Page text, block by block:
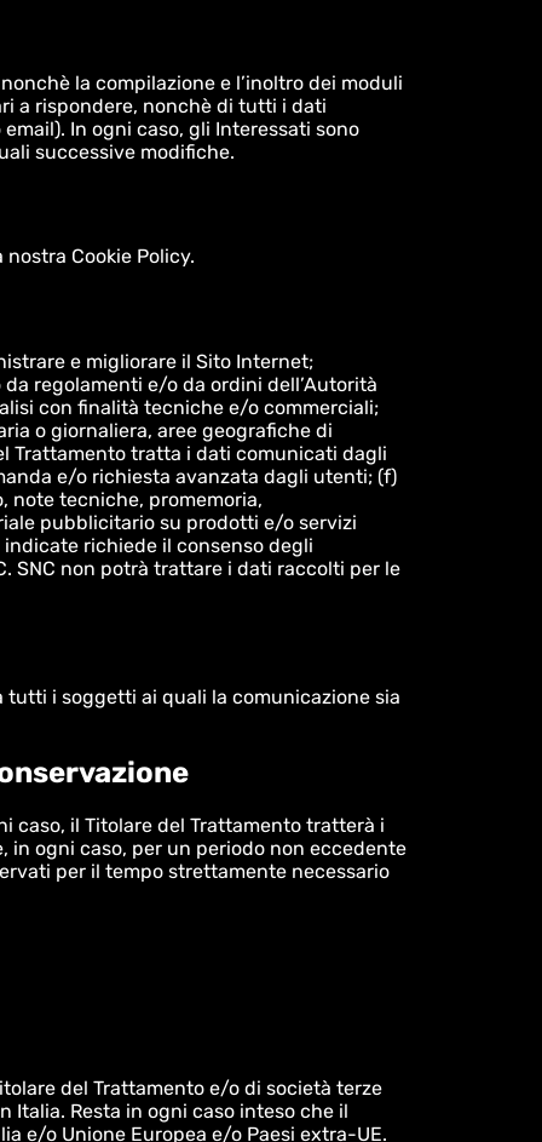
la compilazione e l’inoltro dei moduli
a rispondere, nonchè di tutti i dati
In ogni caso, gli Interessati sono
successive modifiche.
Cookie Policy.
e migliorare il Sito Internet;
regolamenti e/o da ordini dell’Autorità
con finalità tecniche e/o commerciali;
o giornaliera, aree geografiche di
Trattamento tratta i dati comunicati dagli
e/o richiesta avanzata dagli utenti; (f)
note tecniche, promemoria,
pubblicitario su prodotti e/o servizi
richiede il consenso degli
SNC non potrà trattare i dati raccolti per le
i soggetti ai quali la comunicazione sia
caso, il Titolare del Trattamento tratterà i
in ogni caso, per un periodo non eccedente
per il tempo strettamente necessario
del Trattamento e/o di società terze
Resta in ogni caso inteso che il
e/o Unione Europea e/o Paesi extra-UE.